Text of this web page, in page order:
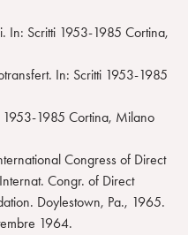
In: Scritti 1953-1985 Cortina,
In: Scritti 1953-1985
1953-1985 Cortina, Milano
Congress of Direct
Congr. of Direct
Doylestown, Pa., 1965.
1964.